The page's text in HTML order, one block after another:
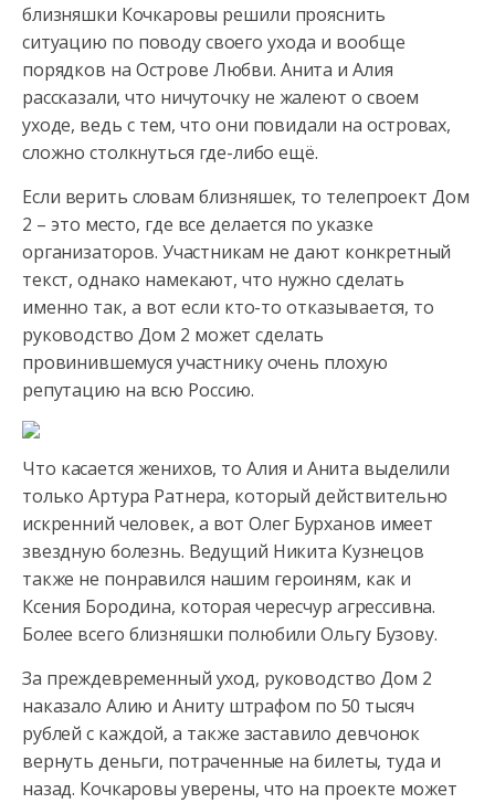
близняшки Кочкаровы решили прояснить
ситуацию по поводу своего ухода и вообще
порядков на Острове Любви. Анита и Алия
рассказали, что ничуточку не жалеют о своем
уходе, ведь с тем, что они повидали на островах,
сложно столкнуться где-либо ещё.
Если верить словам близняшек, то телепроект Дом
2 – это место, где все делается по указке
организаторов. Участникам не дают конкретный
текст, однако намекают, что нужно сделать
именно так, а вот если кто-то отказывается, то
руководство Дом 2 может сделать
провинившемуся участнику очень плохую
репутацию на всю Россию.
Что касается женихов, то Алия и Анита выделили
только Артура Ратнера, который действительно
искренний человек, а вот Олег Бурханов имеет
звездную болезнь. Ведущий Никита Кузнецов
также не понравился нашим героиням, как и
Ксения Бородина, которая чересчур агрессивна.
Более всего близняшки полюбили Ольгу Бузову.
За преждевременный уход, руководство Дом 2
наказало Алию и Аниту штрафом по 50 тысяч
рублей с каждой, а также заставило девчонок
вернуть деньги, потраченные на билеты, туда и
назад. Кочкаровы уверены, что на проекте может